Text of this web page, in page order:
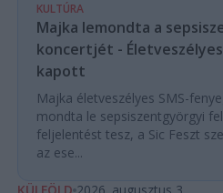
KULTÚRA
Majka lemondta a
koncertjét -
kapott
Majka életveszélyes SMS-
mondta le sepsiszentgyörgyi
feljelentést tesz, a Sic Feszt
az ese...